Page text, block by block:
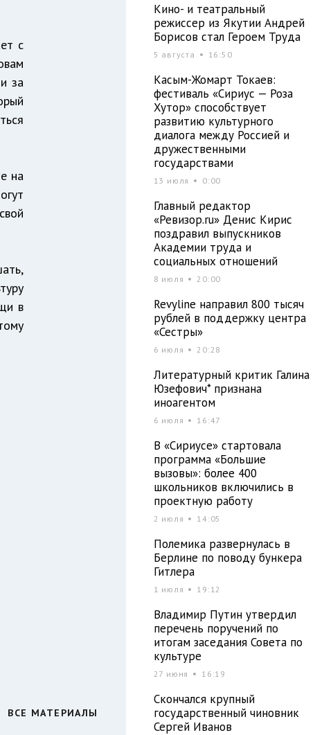
с
за
на
в
ВСЕ МАТЕРИАЛЫ
Кино- и театральный
режиссер из Якутии Андрей
Борисов стал Героем Труда
5 августа 16:50
Касым-Жомарт Токаев:
фестиваль «Сириус — Роза
Хутор» способствует
развитию культурного
диалога между Россией и
дружественными
государствами
13 июля 0:00
Главный редактор
«Ревизор.ru» Денис Кирис
поздравил выпускников
Академии труда и
социальных отношений
8 июля 20:00
Revyline направил 800 тысяч
рублей в поддержку центра
«Сестры»
6 июля 20:28
Литературный критик Галина
Юзефович* признана
иноагентом
6 июля 16:47
В «Сириусе» стартовала
программа «Большие
вызовы»: более 400
школьников включились в
проектную работу
2 июля 14:05
Полемика развернулась в
Берлине по поводу бункера
Гитлера
1 июля 19:12
Владимир Путин утвердил
перечень поручений по
итогам заседания Совета по
культуре
27 июня 16:19
Скончался крупный
государственный чиновник
Сергей Иванов